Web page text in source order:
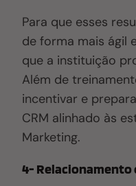
Para que esses
de forma mais ágil
que a instituição
Além de
incentivar e
CRM alinhado às
Marketing.
4-